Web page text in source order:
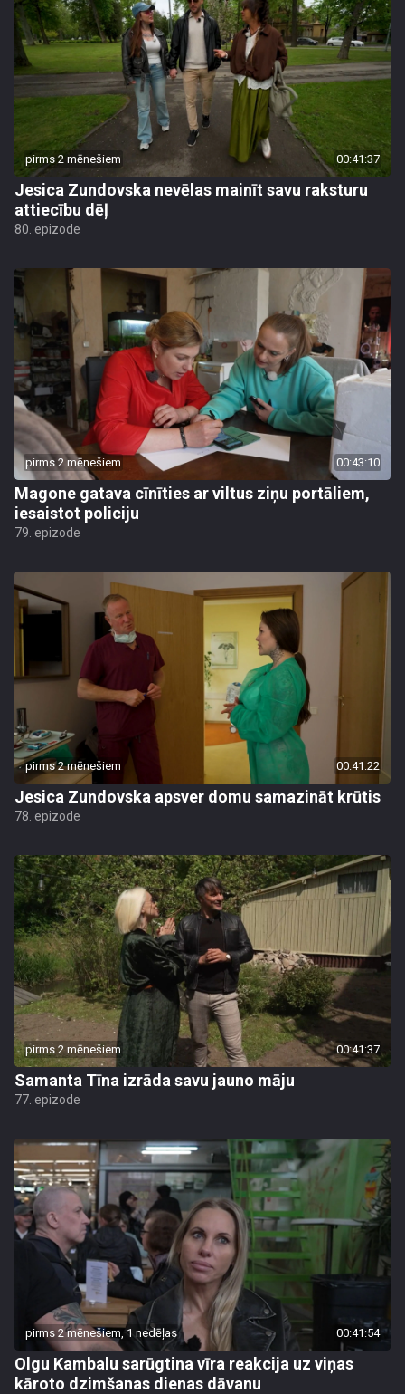
pirms 2 mēnešiem 00:41:37
Jesica Zundovska nevēlas mainīt savu raksturu
attiecību dēļ
80. epizode
pirms 2 mēnešiem 00:43:10
Magone gatava cīnīties ar viltus ziņu portāliem,
iesaistot policiju
79. epizode
pirms 2 mēnešiem 00:41:22
Jesica Zundovska apsver domu samazināt krūtis
78. epizode
pirms 2 mēnešiem 00:41:37
Samanta Tīna izrāda savu jauno māju
77. epizode
pirms 2 mēnešiem, 1 nedēļas 00:41:54
Olgu Kambalu sarūgtina vīra reakcija uz viņas
kāroto dzimšanas dienas dāvanu